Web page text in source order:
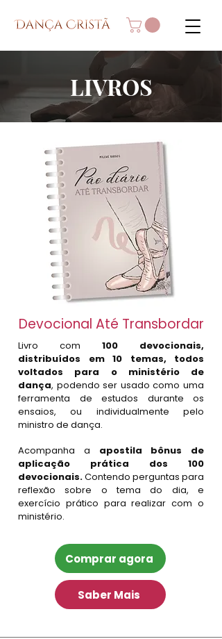
LIVROS
Devocional Até Transbordar
Livro com 100 devocionais,
distribuídos em 10 temas, todos
voltados para o ministério de
dança, podendo ser usado como uma
ferramenta de estudos durante os
ensaios, ou individualmente pelo
ministro de dança.
Acompanha a apostila bônus de
aplicação prática dos 100
devocionais.Contendo perguntas para
reflexão sobre o tema do dia, e
exercício prático para realizar com o
ministério.
Comprar agora
Saber Mais